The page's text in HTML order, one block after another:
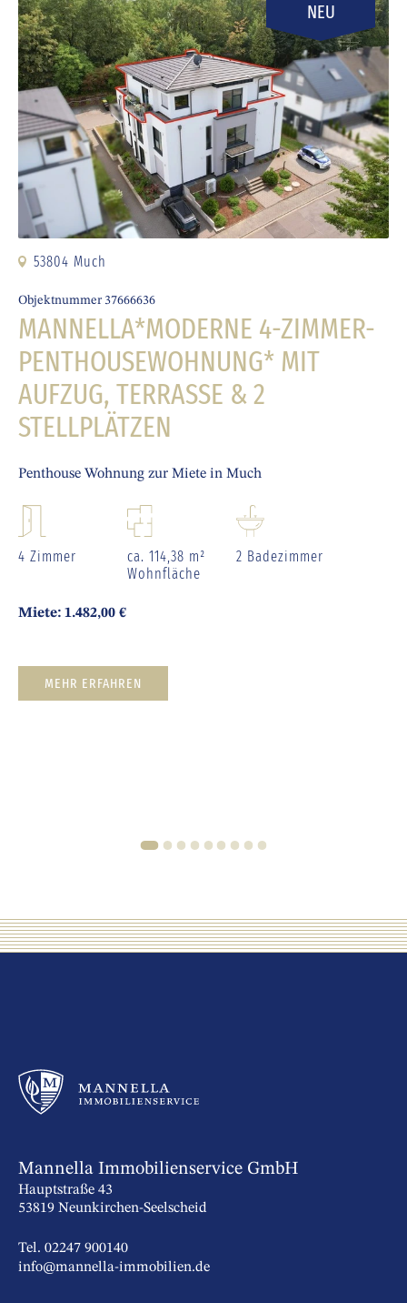
NEU
53804 Much
Objektnummer 37666636
MANNELLA*MODERNE 4-ZIMMER-
PENTHOUSEWOHNUNG* MIT
AUFZUG, TERRASSE & 2
STELLPLÄTZEN
Penthouse Wohnung zur Miete in Much
4 Zimmer
ca. 114,38 m²
Wohnfläche
2 Badezimmer
Miete: 1.482,00 €
MEHR ERFAHREN
1 2 3 4 5 6 7 8 9
Mannella Immobilienservice GmbH
Hauptstraße 43
53819 Neunkirchen-Seelscheid
Tel. 02247 900140
info@mannella-immobilien.de